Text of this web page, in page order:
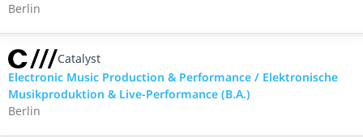
Berlin
Catalyst
Electronic Music Production & Performance / Elektronische
Musikproduktion & Live-Performance (B.A.)
Berlin